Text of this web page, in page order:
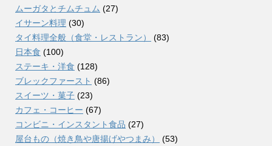
ムーガタとチムチュム (27)
イサーン料理 (30)
タイ料理全般（食堂・レストラン）
(83)
日本食 (100)
ステーキ・洋食 (128)
ブレックファースト (86)
スイーツ・菓子 (23)
カフェ・コーヒー (67)
コンビニ・インスタント食品 (27)
屋台もの（焼き鳥や唐揚げやつまみ）
(53)